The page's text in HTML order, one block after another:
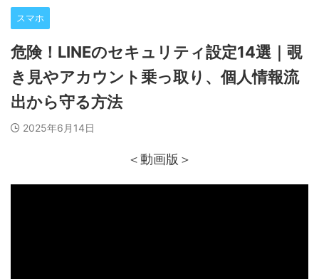
スマホ
危険！LINEのセキュリティ設定14選｜覗
き見やアカウント乗っ取り、個人情報流
出から守る方法
2025年6月14日
＜動画版＞